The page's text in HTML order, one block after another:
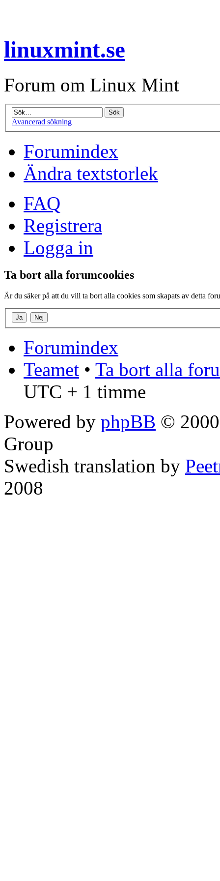
linuxmint.se
Forum om Linux Mint
Avancerad sökning
Forumindex
Ändra textstorlek
FAQ
Registrera
Logga in
Ta bort alla forumcookies
Är du säker på att du vill ta bort alla cookies som skapats av detta
Forumindex
Teamet • Ta bort alla
UTC + 1 timme
Powered by phpBB ©
Group
Swedish translation by
2008